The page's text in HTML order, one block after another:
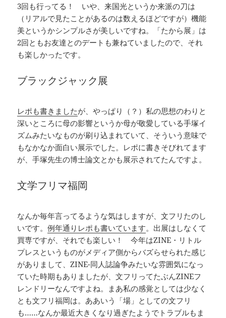
3回も行ってる！ いや、来国光というか来派の刀は
（リアルで見たことがあるのは数えるほどですが）機能
美というかシンプルさが美しいですね。「たから展」は
2回ともお友達とのデートも兼ねていましたので、それ
も楽しかったです。
ブラックジャック展
レポも書きましたが、やっぱり（？）私の思想のわりと
深いところに母の影響というか母が敬愛している手塚イ
ズムみたいなものが刷り込まれていて、そういう意味で
もなかなか面白い展示でした。レポに書きそびれてます
が、手塚先生の博士論文とかも展示されてたんですよ。
文学フリマ福岡
なんか毎年言ってるような気はしますが、文フリたのし
いです。例年通りレポも書いています。出展はしなくて
買専ですが、それでも楽しい！ 今年はZINE・リトル
プレスというものがメディア側からバズらせられた感じ
がありまして、ZINE-同人誌論争みたいな雰囲気になっ
ていた時期もありましたが、文フリってたぶんZINEフ
レンドリーなんですよね。まあ私の感覚としては少なく
とも文フリ福岡は。ああいう「場」としての文フリ
も……なんか最近大きくなり過ぎたようでトラブルもま